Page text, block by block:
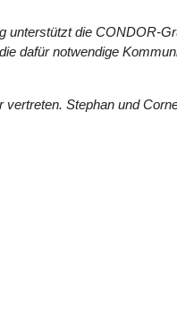
unterstützt die CONDOR-
dafür notwendige
Stephan und